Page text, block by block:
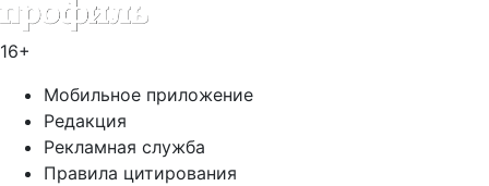
16+
Мобильное приложение
Редакция
Рекламная служба
Правила цитирования